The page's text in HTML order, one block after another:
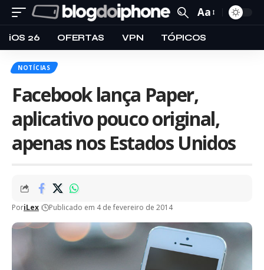
Aa
iOS 26 OFERTAS VPN TÓPICOS
NOTÍCIAS
Facebook lança Paper,
aplicativo pouco original,
apenas nos Estados Unidos
PoriLex Publicado em 4 de fevereiro de 2014